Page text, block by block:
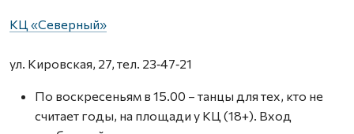
КЦ «Северный»
ул. Кировская, 27, тел. 23‑47‑21
По воскресеньям в 15.00 – танцы для тех, кто не
считает годы, на площади у КЦ (18+). Вход